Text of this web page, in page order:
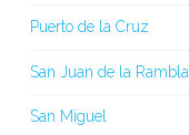
Puerto de la Cruz
San Juan de la Rambla
San Miguel